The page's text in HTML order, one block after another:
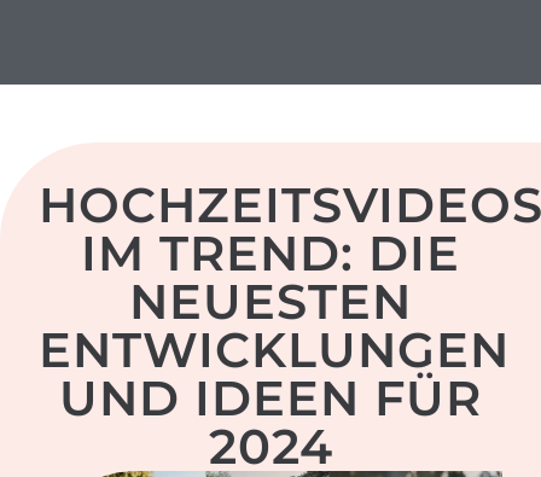
IM TREND: DIE
NEUESTEN
ENTWICKLUNGEN
UND IDEEN FÜR
2024